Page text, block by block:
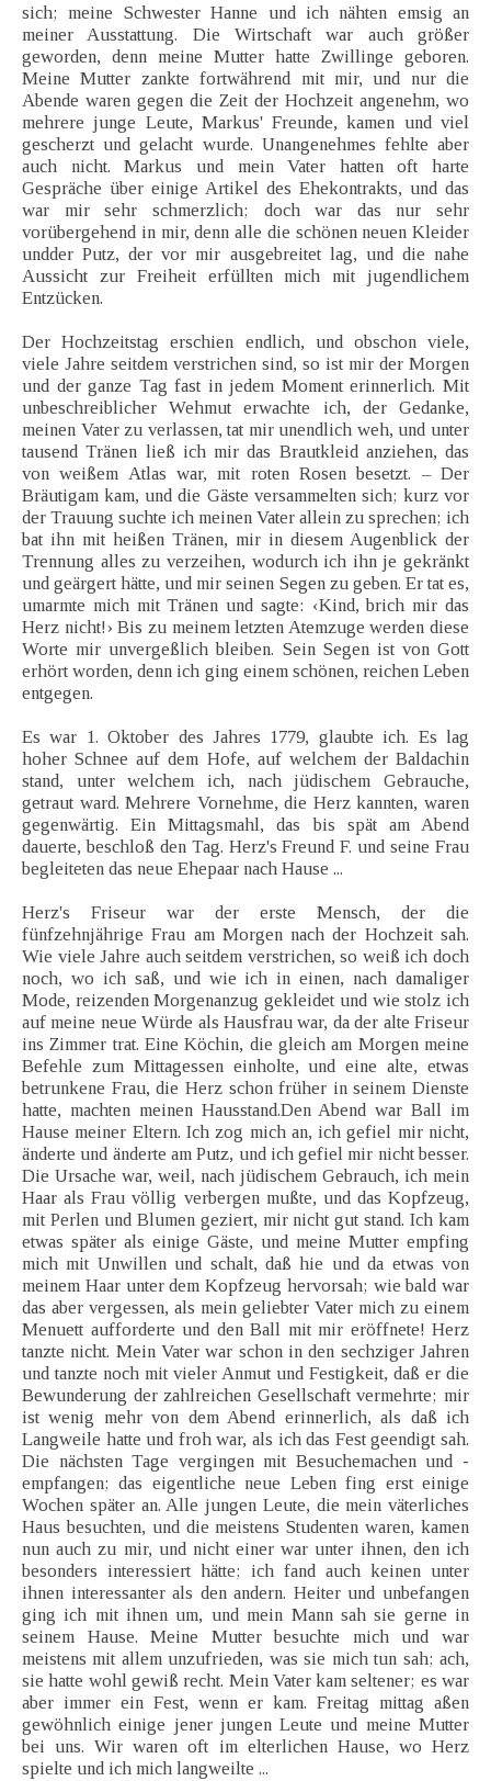
sich; meine Schwester Hanne und ich nähten emsig an
meiner Ausstattung. Die Wirtschaft war auch größer
geworden, denn meine Mutter hatte Zwillinge geboren.
Meine Mutter zankte fortwährend mit mir, und nur die
Abende waren gegen die Zeit der Hochzeit angenehm, wo
mehrere junge Leute, Markus' Freunde, kamen und viel
gescherzt und gelacht wurde. Unangenehmes fehlte aber
auch nicht. Markus und mein Vater hatten oft harte
Gespräche über einige Artikel des Ehekontrakts, und das
war mir sehr schmerzlich; doch war das nur sehr
vorübergehend in mir, denn alle die schönen neuen Kleider
undder Putz, der vor mir ausgebreitet lag, und die nahe
Aussicht zur Freiheit erfüllten mich mit jugendlichem
Entzücken.
Der Hochzeitstag erschien endlich, und obschon viele,
viele Jahre seitdem verstrichen sind, so ist mir der Morgen
und der ganze Tag fast in jedem Moment erinnerlich. Mit
unbeschreiblicher Wehmut erwachte ich, der Gedanke,
meinen Vater zu verlassen, tat mir unendlich weh, und unter
tausend Tränen ließ ich mir das Brautkleid anziehen, das
von weißem Atlas war, mit roten Rosen besetzt. – Der
Bräutigam kam, und die Gäste versammelten sich; kurz vor
der Trauung suchte ich meinen Vater allein zu sprechen; ich
bat ihn mit heißen Tränen, mir in diesem Augenblick der
Trennung alles zu verzeihen, wodurch ich ihn je gekränkt
und geärgert hätte, und mir seinen Segen zu geben. Er tat es,
umarmte mich mit Tränen und sagte: ‹Kind, brich mir das
Herz nicht!› Bis zu meinem letzten Atemzuge werden diese
Worte mir unvergeßlich bleiben. Sein Segen ist von Gott
erhört worden, denn ich ging einem schönen, reichen Leben
entgegen.
Es war 1. Oktober des Jahres 1779, glaubte ich. Es lag
hoher Schnee auf dem Hofe, auf welchem der Baldachin
stand, unter welchem ich, nach jüdischem Gebrauche,
getraut ward. Mehrere Vornehme, die Herz kannten, waren
gegenwärtig. Ein Mittagsmahl, das bis spät am Abend
dauerte, beschloß den Tag. Herz's Freund F. und seine Frau
begleiteten das neue Ehepaar nach Hause ...
Herz's Friseur war der erste Mensch, der die
fünfzehnjährige Frau am Morgen nach der Hochzeit sah.
Wie viele Jahre auch seitdem verstrichen, so weiß ich doch
noch, wo ich saß, und wie ich in einen, nach damaliger
Mode, reizenden Morgenanzug gekleidet und wie stolz ich
auf meine neue Würde als Hausfrau war, da der alte Friseur
ins Zimmer trat. Eine Köchin, die gleich am Morgen meine
Befehle zum Mittagessen einholte, und eine alte, etwas
betrunkene Frau, die Herz schon früher in seinem Dienste
hatte, machten meinen Hausstand.Den Abend war Ball im
Hause meiner Eltern. Ich zog mich an, ich gefiel mir nicht,
änderte und änderte am Putz, und ich gefiel mir nicht besser.
Die Ursache war, weil, nach jüdischem Gebrauch, ich mein
Haar als Frau völlig verbergen mußte, und das Kopfzeug,
mit Perlen und Blumen geziert, mir nicht gut stand. Ich kam
etwas später als einige Gäste, und meine Mutter empfing
mich mit Unwillen und schalt, daß hie und da etwas von
meinem Haar unter dem Kopfzeug hervorsah; wie bald war
das aber vergessen, als mein geliebter Vater mich zu einem
Menuett aufforderte und den Ball mit mir eröffnete! Herz
tanzte nicht. Mein Vater war schon in den sechziger Jahren
und tanzte noch mit vieler Anmut und Festigkeit, daß er die
Bewunderung der zahlreichen Gesellschaft vermehrte; mir
ist wenig mehr von dem Abend erinnerlich, als daß ich
Langweile hatte und froh war, als ich das Fest geendigt sah.
Die nächsten Tage vergingen mit Besuchemachen und -
empfangen; das eigentliche neue Leben fing erst einige
Wochen später an. Alle jungen Leute, die mein väterliches
Haus besuchten, und die meistens Studenten waren, kamen
nun auch zu mir, und nicht einer war unter ihnen, den ich
besonders interessiert hätte; ich fand auch keinen unter
ihnen interessanter als den andern. Heiter und unbefangen
ging ich mit ihnen um, und mein Mann sah sie gerne in
seinem Hause. Meine Mutter besuchte mich und war
meistens mit allem unzufrieden, was sie mich tun sah; ach,
sie hatte wohl gewiß recht. Mein Vater kam seltener; es war
aber immer ein Fest, wenn er kam. Freitag mittag aßen
gewöhnlich einige jener jungen Leute und meine Mutter
bei uns. Wir waren oft im elterlichen Hause, wo Herz
spielte und ich mich langweilte ...